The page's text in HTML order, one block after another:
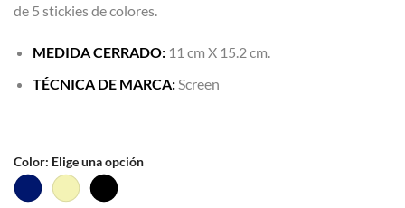
de 5 stickies de colores.
MEDIDA CERRADO: 11 cm X 15.2 cm.
TÉCNICA DE MARCA:Screen
Color: Elige una opción